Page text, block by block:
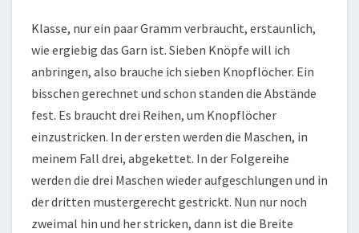
Klasse, nur ein paar Gramm verbraucht, erstaunlich,
wie ergiebig das Garn ist. Sieben Knöpfe will ich
anbringen, also brauche ich sieben Knopflöcher. Ein
bisschen gerechnet und schon standen die Abstände
fest. Es braucht drei Reihen, um Knopflöcher
einzustricken. In der ersten werden die Maschen, in
meinem Fall drei, abgekettet. In der Folgereihe
werden die drei Maschen wieder aufgeschlungen und in
der dritten mustergerecht gestrickt. Nun nur noch
zweimal hin und her stricken, dann ist die Breite